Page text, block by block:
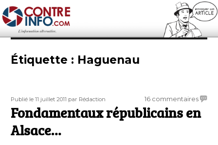
Contre-Info
Étiquette : Haguenau
Publié
le
Publié le 11 juillet 2011 Auteur
par Rédaction 16 commentairessur
Fondamentaux républicains en
Alsace…